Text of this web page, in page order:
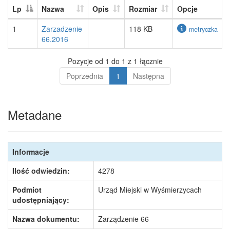
Lp Nazwa Opis Rozmiar
Opcje
1
Zarzadzenie
66.2016
118 KB metryczka
Pozycje od 1 do 1 z 1 łącznie
Poprzednia
1 Następna
Metadane
Informacje
Ilość odwiedzin:
4278
Podmiot
udostępniający:
Urząd Miejski w Wyśmierzycach
Nazwa dokumentu:
Zarządzenie 66